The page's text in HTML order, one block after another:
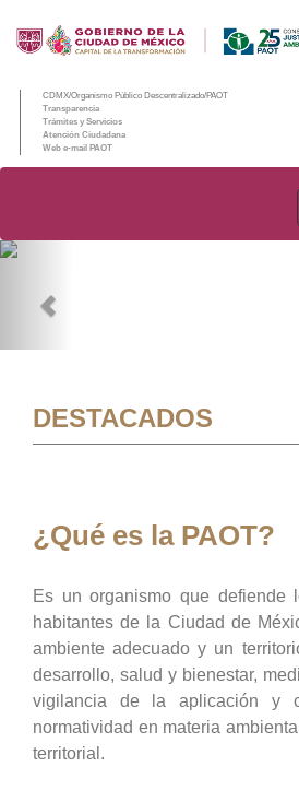
CDMX/Organismo Público Descentralizado/PAOT
Transparencia
Trámites y Servicios
Atención Ciudadana
Web e-mail PAOT
DESTACADOS
¿Qué es la PAOT?
Es un organismo que defiende
habitantes de la Ciudad de
ambiente adecuado y un
desarrollo, salud y bienestar,
vigilancia de la aplicación y
normatividad en materia
territorial.